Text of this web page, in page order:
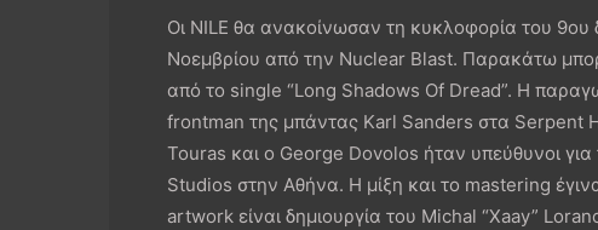
Οι NILE θα ανακοίνωσαν τη κυκλοφορία του 9ου
Νοεμβρίου από την Nuclear Blast. Παρακάτω
από το single “Long Shadows Of Dread”. Η
frontman της μπάντας Karl Sanders στα Serpent
Touras και ο George Dovolos ήταν υπεύθυνοι
Studios στην Αθήνα. Η μίξη και το mastering
artwork είναι δημιουργία του Michal “Xaay”